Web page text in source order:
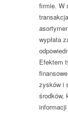
firmie. W
wypłata
Efektem
zysków i
środków,